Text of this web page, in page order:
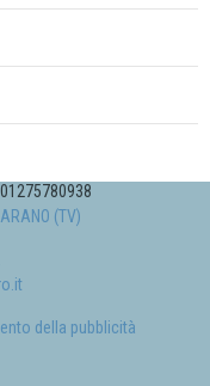
(TV)
della pubblicità